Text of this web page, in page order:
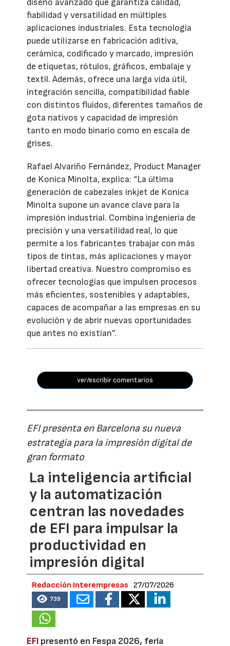
fiabilidad y versatilidad en múltiples
aplicaciones industriales. Esta tecnología
puede utilizarse en fabricación aditiva,
cerámica, codificado y marcado, impresión
de etiquetas, rótulos, gráficos, embalaje y
textil. Además, ofrece una larga vida útil,
integración sencilla, compatibilidad fiable
con distintos fluidos, diferentes tamaños de
gota nativos y capacidad de impresión
tanto en modo binario como en escala de
grises.
Rafael Alvariño Fernández, Product Manager
de Konica Minolta, explica: “La última
generación de cabezales inkjet de Konica
Minolta supone un avance clave para la
impresión industrial. Combina ingeniería de
precisión y una versatilidad real, lo que
permite a los fabricantes trabajar con más
tipos de tintas, más aplicaciones y mayor
libertad creativa. Nuestro compromiso es
ofrecer tecnologías que impulsen procesos
más eficientes, sostenibles y adaptables,
capaces de acompañar a las empresas en su
evolución y de abrir nuevas oportunidades
que antes no existían”.
ver/escribir comentarios
EFI presenta en Barcelona su nueva
estrategia para la impresión digital de
gran formato
La inteligencia artificial
y la automatización
centran las novedades
de EFI para impulsar la
productividad en
impresión digital
Redacción Interempresas 27/07/2026
739
EFI presentó en Fespa 2026, feria